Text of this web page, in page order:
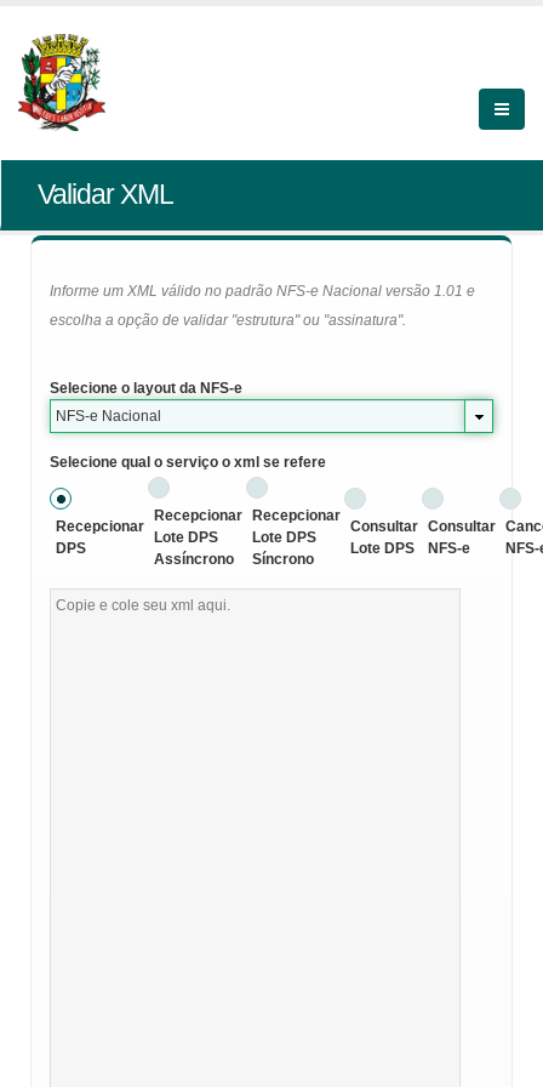
Validar XML
Informe um XML válido no padrão NFS-e Nacional versão 1.01 e
escolha a opção de validar "estrutura" ou "assinatura".
Selecione o layout da NFS-e
NFS-e Nacional
Selecione qual o serviço o xml se refere
Recepcionar
DPS
Recepcionar
Lote DPS
Assíncrono
Recepcionar
Lote DPS
Síncrono
Consultar
Lote DPS
Consultar
NFS-e
NFS-